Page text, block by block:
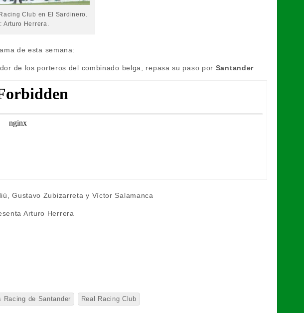
Club en El Sardinero.
Arturo Herrera.
de esta semana:
de los porteros del combinado belga, repasa su paso por Santander
Gustavo Zubizarreta y Víctor Salamanca
Arturo Herrera
Racing de Santander Real Racing Club